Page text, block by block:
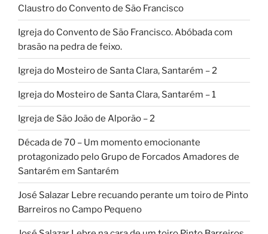
Claustro do Convento de São Francisco
Igreja do Convento de São Francisco. Abóbada com
brasão na pedra de feixo.
Igreja do Mosteiro de Santa Clara, Santarém – 2
Igreja do Mosteiro de Santa Clara, Santarém – 1
Igreja de São João de Alporão – 2
Década de 70 – Um momento emocionante
protagonizado pelo Grupo de Forcados Amadores de
Santarém em Santarém
José Salazar Lebre recuando perante um toiro de Pinto
Barreiros no Campo Pequeno